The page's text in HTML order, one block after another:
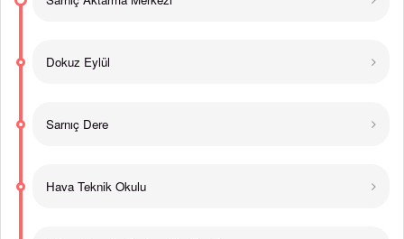
Dokuz Eylül
Sarnıç Dere
Hava Teknik Okulu